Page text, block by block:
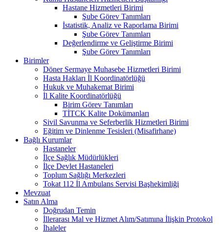
Hastane Hizmetleri Birimi
Şube Görev Tanımları
İstatistik, Analiz ve Raporlama Birimi
Şube Görev Tanımları
Değerlendirme ve Geliştirme Birimi
Şube Görev Tanımları
Birimler
Döner Sermaye Muhasebe Hizmetleri Birimi
Hasta Hakları İl Koordinatörlüğü
Hukuk ve Muhakemat Birimi
İl Kalite Koordinatörlüğü
Birim Görev Tanımları
TİTCK Kalite Dokümanları
Sivil Savunma ve Seferberlik Hizmetleri Birimi
Eğitim ve Dinlenme Tesisleri (Misafirhane)
Bağlı Kurumlar
Hastaneler
İlçe Sağlık Müdürlükleri
İlçe Devlet Hastaneleri
Toplum Sağlığı Merkezleri
Tokat 112 İl Ambulans Servisi Başhekimliği
Mevzuat
Satın Alma
Doğrudan Temin
İllerarası Mal ve Hizmet Alım/Satımına İlişkin Protokol
İhaleler